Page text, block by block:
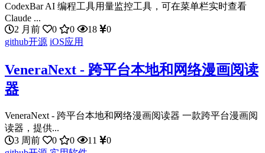
CodexBar AI 编程工具用量监控工具，可在菜单栏实时查看
Claude ...
2 月前
0 0 18
0
github开源 iOS应用
VeneraNext - 跨平台本地和网络漫画阅读
器
VeneraNext - 跨平台本地和网络漫画阅读器 一款跨平台漫画阅
读器，提供...
3 周前
0 0 11
0